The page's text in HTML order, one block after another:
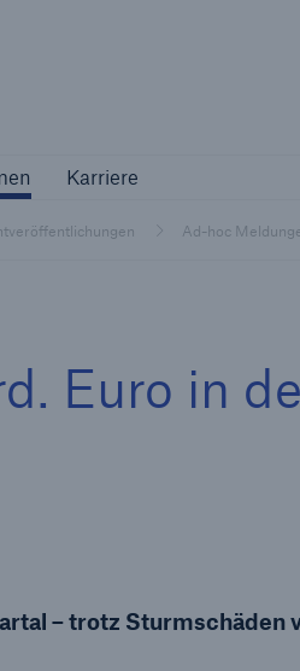
Karriere
Ad-hoc
Euro in
– trotz Sturmschäden
Maßgeschneiderte